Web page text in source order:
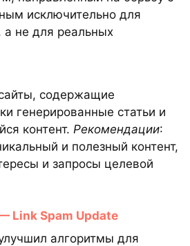
исключительно для
а не для реальных
содержащие
генерированные статьи и
контент. Рекомендации:
и полезный контент,
и запросы целевой
Link Spam Update
алгоритмы для